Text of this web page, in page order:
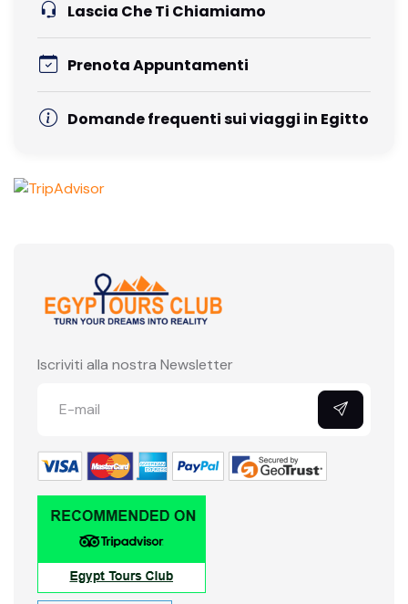
Lascia Che Ti Chiamiamo
Prenota Appuntamenti
Domande frequenti sui viaggi in Egitto
Iscriviti alla nostra Newsletter